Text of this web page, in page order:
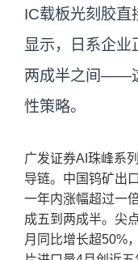
IC载板光刻胶直
显示，日系企业
两成半之间——
性策略。
广发证券AI珠峰系
导链。中国钨矿出
一年内涨幅超过一
成五到两成半。尖
月同比增长超50%